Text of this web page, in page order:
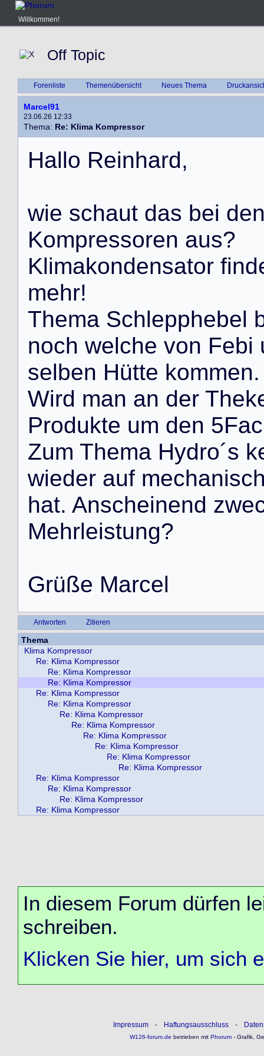
Willkommen!
Off Topic
Forenliste Themenübersicht Neues Thema
Marcel91
23.06.26 12:33
Thema: Re: Klima Kompressor
Hallo Reinhard,
wie schaut das bei de
Kompressoren aus?
Klimakondensator find
mehr!
Thema Schlepphebel
noch welche von Febi
selben Hütte kommen.
Wird man an der Thek
Produkte um den 5Fac
Zum Thema Hydro´s k
wieder auf mechanisc
hat. Anscheinend zwe
Mehrleistung?
Grüße Marcel
Antworten Zitieren
Thema
Klima Kompressor
Re: Klima Kompressor
Re: Klima Kompressor
Re: Klima Kompressor
Re: Klima Kompressor
Re: Klima Kompressor
Re: Klima Kompressor
Re: Klima Kompressor
Re: Klima Kompressor
Re: Klima Kompressor
Re: Klima Kompressor
Re: Klima Kompressor
Re: Klima Kompressor
Re: Klima Kompressor
Re: Klima Kompressor
Re: Klima Kompressor
In diesem Forum dürfen
schreiben.
Klicken Sie hier, um sich
Impressum - Haftungsausschluss -
W126-forum.de betrieben mitPhorum- Grafik,